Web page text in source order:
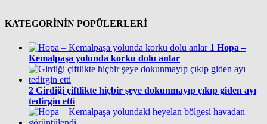
KATEGORİNİN POPÜLERLERİ
1 Hopa –
Kemalpaşa yolunda korku dolu anlar
2 Girdiği çiftlikte hiçbir şeye dokunmayıp çıkıp giden ayı
tedirgin etti